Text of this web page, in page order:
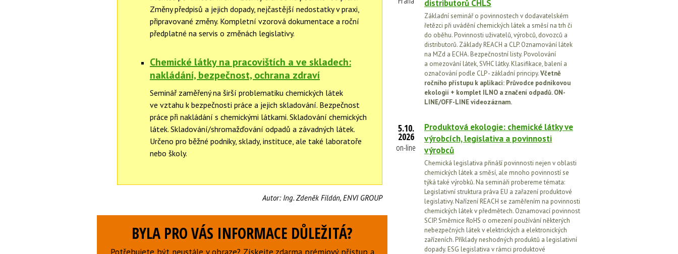
Změny předpisů a jejich dopady, nejčastější nedostatky v praxi,
připravované změny. Kompletní vzorová dokumentace a roční
předplatné na servis o změnách legislativy.
Chemické látky na pracovištích a ve skladech:
nakládání, bezpečnost, ochrana zdraví
Seminář zaměřený na širší problematiku chemických látek
ve vztahu k bezpečnosti práce a jejich skladování. Bezpečnost
práce při nakládání s chemickými látkami. Skladování chemických
látek. Skladování/shromažďování odpadů a závadných látek.
Určeno pro běžné podniky, sklady, instituce, ale také laboratoře
nebo školy.
Autor: Ing. Zdeněk Fildán, ENVI GROUP
BYLA PRO VÁS INFORMACE DŮLEŽITÁ?
distributorů CHLS
Základní seminář o povinnostech v dodavatelském
řetězci při uvádění chemických látek a směsí na trh či
do oběhu. Povinnosti uživatelů, výrobců, dovozců a
distributorů. Základy REACH a CLP. Oznamování látek
na MZd a ECHA. Bezpečnostní listy. Povolování
a omezování látek, SVHC látky. Klasifikace, balení a
označování podle CLP - základní principy.Včetně
ročního přístupu k aplikaci: Průvodce podnikovou
ekologií + komplet ILNO a značení odpadů. ON-
LINE/OFF-LINE videozáznam.
5.10.
2026
on-line
Produktová ekologie: chemické látky ve
výrobcích, legislativa a povinnosti
výrobců
Chemická legislativa přináší povinnosti nejen v oblasti
chemických látek a směsí, ale mnoho povinností se
týká také výrobků. Na semináři probereme témata:
Legislativní struktura práva EU a zařazení produktové
legislativy. Nařízení REACH se zaměřením na povinnosti
chemických látek v předmětech. Oznamovací povinnost
SCIP. Směrnice RoHS o omezení používání některých
nebezpečných látek v elektrických a elektronických
zařízeních. Příklady neshodných produktů a legislativní
dopady. ESG legislativa v rámci produktové